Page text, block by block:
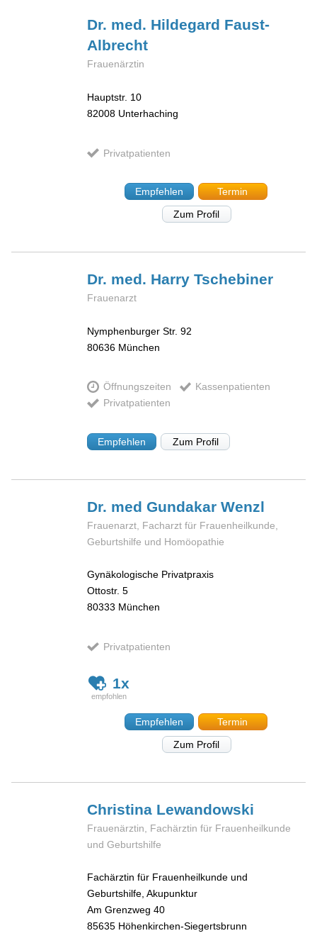
Dr. med. Hildegard Faust-
Albrecht
Frauenärztin
Hauptstr. 10
82008 Unterhaching
Privatpatienten
Empfehlen
Termin
Zum Profil
Dr. med. HarryTschebiner
Frauenarzt
Nymphenburger Str. 92
80636 München
Öffnungszeiten
Kassenpatienten
Privatpatienten
Empfehlen Zum Profil
Dr. med GundakarWenzl
Frauenarzt, Facharzt für Frauenheilkunde,
Geburtshilfe und Homöopathie
Gynäkologische Privatpraxis
Ottostr. 5
80333 München
Privatpatienten
1x
Empfehlen
Termin
Zum Profil
Christina Lewandowski
Frauenärztin, Fachärztin für Frauenheilkunde
und Geburtshilfe
Fachärztin für Frauenheilkunde und
Geburtshilfe, Akupunktur
Am Grenzweg 40
85635 Höhenkirchen-Siegertsbrunn